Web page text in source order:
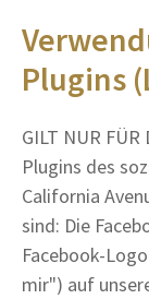
Plugins
GILT NUR FÜR
Plugins des
California
sind: Die
Facebook-
mir") auf